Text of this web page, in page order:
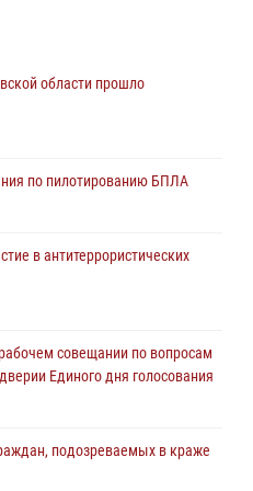
области прошло
по пилотированию БПЛА
в антитеррористических
совещании по вопросам
Единого дня голосования
подозреваемых в краже